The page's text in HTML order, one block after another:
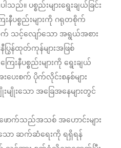
ည်။ ပစ္စည်းများရွေးချယ်ခြင်း
နီပစ္စည်းများကို ဂရုတစိုက်
သင့်လျော်သော အရွယ်အစား
ပြွန်ထုတ်ကုန်များအဖြစ်
းနီပစ္စည်းများကို ရွေးချယ်
းစက် ပိုက်လိုင်းစနစ်များ
ျိုးသော အခြေအနေများတွင်
ောက်သည်အသစ် အဟောင်းများ
သော ဆက်ဆံရေးကို ရရှိရန်